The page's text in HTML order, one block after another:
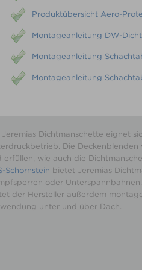
Produktübersicht Aero-
Montageanleitung DW-
Montageanleitung
Montageanleitung
Jeremias Dichtmanschette eignet
Die
erfüllen, wie auch die
Schornstein bietet Jeremias
oder
der Hersteller außerdem
unter und über Dach.